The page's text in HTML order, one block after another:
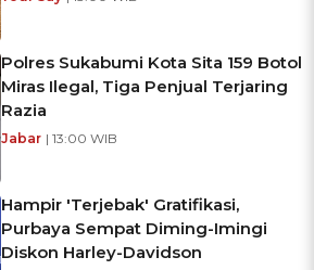
Polres Sukabumi Kota Sita 159 Botol
Miras Ilegal, Tiga Penjual Terjaring
Razia
Jabar | 13:00 WIB
Hampir 'Terjebak' Gratifikasi,
Purbaya Sempat Diming-Imingi
Diskon Harley-Davidson